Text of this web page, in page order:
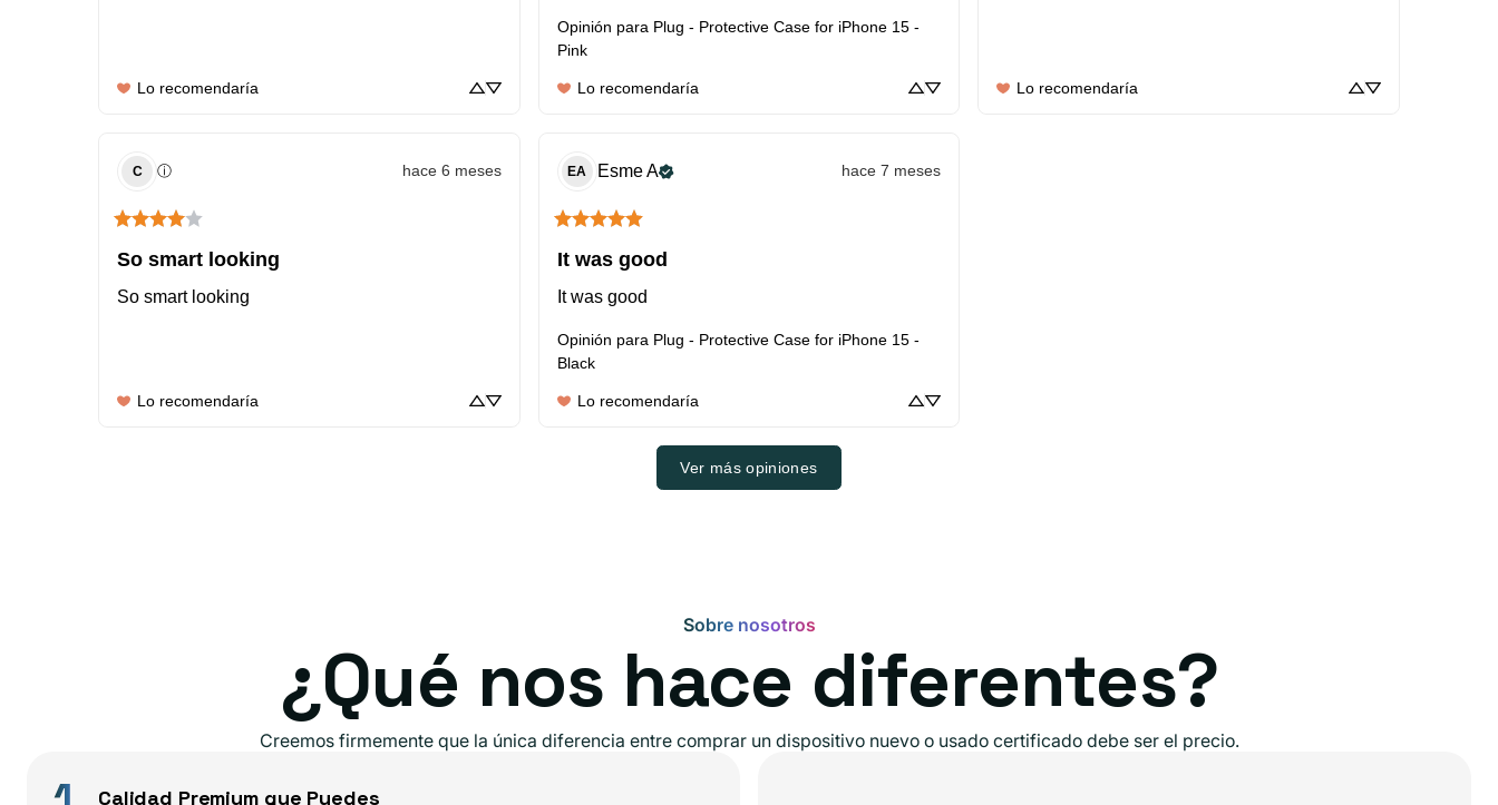
Lo recomendaría
Opinión para Plug - Protective Case for iPhone 15 -
Pink
Lo recomendaría Lo recomendaría
C ⓘ hace 6 meses
So smart looking
So smart looking
Lo recomendaría
EA EsmeA hace 7 meses
It was good
It was good
Opinión para Plug - Protective Case for iPhone 15 -
Black
Lo recomendaría
Ver más opiniones
Sobre nosotros
¿Qué nos hace diferentes?
Creemos firmemente que la única diferencia entre comprar un dispositivo nuevo o usado certificado debe ser el precio.
Calidad Premium que Puedes